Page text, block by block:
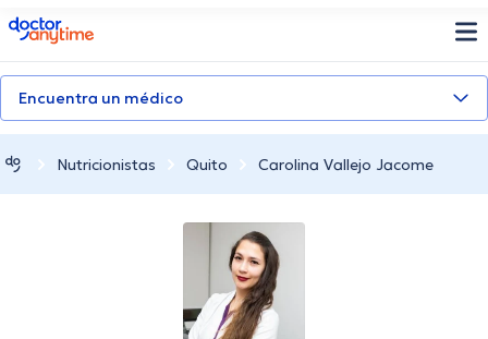
doctoranytime
Encuentra un médico
Nutricionistas Quito Carolina Vallejo Jacome